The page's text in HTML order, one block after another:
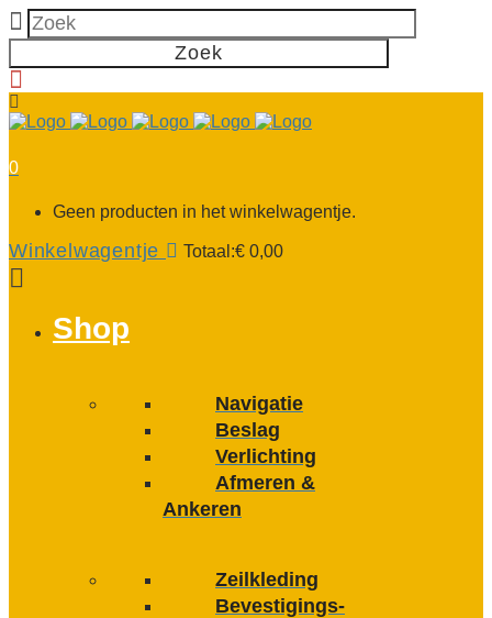
0
Geen producten in het winkelwagentje.
Winkelwagentje Totaal:€0,00
Shop
Navigatie
Beslag
Verlichting
Afmeren &
Ankeren
Zeilkleding
Bevestigings­­